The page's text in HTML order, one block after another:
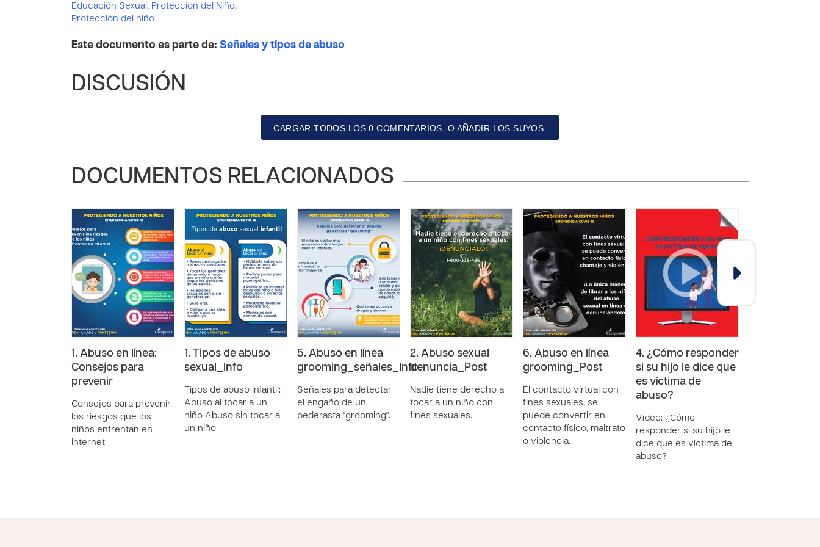
Educación Sexual , Protección del Niño,
Protección del niño
Este documento es parte de: Señales y tipos de abuso
DISCUSIÓN
CARGAR TODOS LOS 0 COMENTARIOS, O AÑADIR LOS SUYOS.
DOCUMENTOS RELACIONADOS
1. Abuso en línea:
Consejos para
prevenir
Consejos para prevenir
los riesgos que los
niños enfrentan en
internet
1. Tipos de abuso
sexual_Info
Tipos de abuso infantil:
Abuso al tocar a un
niño Abuso sin tocar a
un niño
5. Abuso en línea
grooming_señales_Info
Señales para detectar
el engaño de un
pederasta "grooming".
2. Abuso sexual
denuncia_Post
Nadie tiene derecho a
tocar a un niño con
fines sexuales.
6. Abuso en línea
grooming_Post
El contacto virtual con
fines sexuales, se
puede convertir en
contacto físico, maltrato
o violencia.
4. ¿Cómo responder
si su hijo le dice que
es víctima de
abuso?
Vídeo: ¿Cómo
responder si su hijo le
dice que es víctima de
abuso?